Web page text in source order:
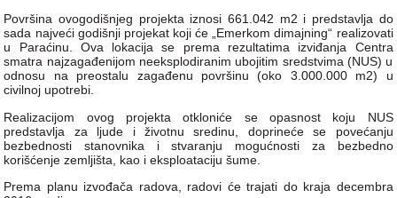
Površina ovogodišnjeg projekta iznosi 661.042 m2 i predstavlja do
sada najveći godišnji projekat koji će „Emerkom dimajning“ realizovati
u Paraćinu. Ova lokacija se prema rezultatima izviđanja Centra
smatra najzagađenijom neeksplodiranim ubojitim sredstvima (NUS) u
odnosu na preostalu zagađenu površinu (oko 3.000.000 m2) u
civilnoj upotrebi.
Realizacijom ovog projekta otkloniće se opasnost koju NUS
predstavlja za ljude i životnu sredinu, doprineće se povećanju
bezbednosti stanovnika i stvaranju mogućnosti za bezbedno
korišćenje zemljišta, kao i eksploataciju šume.
Prema planu izvođača radova, radovi će trajati do kraja decembra